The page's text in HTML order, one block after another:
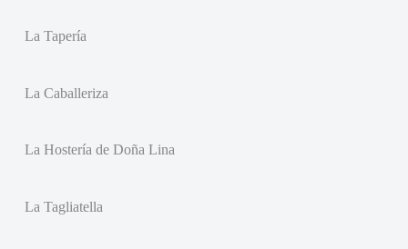
La Tapería
La Caballeriza
La Hostería de Doña Lina
La Tagliatella